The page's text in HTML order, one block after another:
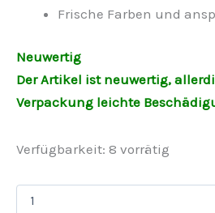
Frische Farben und
Neuwertig
Der Artikel ist neuwertig,
Verpackung leichte
Verfügbarkeit: 8 vorrätig